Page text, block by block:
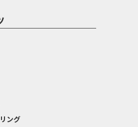
ング